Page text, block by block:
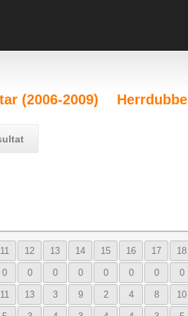
(2006-2009) Herrdubbel
11 12 13 14 15 16 17 18
0 0 0 0 0 0 0 0
11 13 3 9 2 4 8 10